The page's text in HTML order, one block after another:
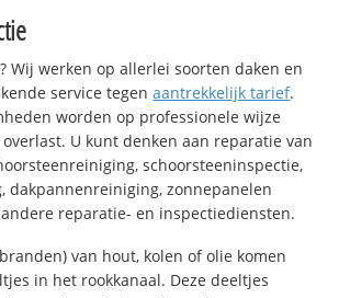
? Wij werken op allerlei soorten daken en
service tegenaantrekkelijk tarief.
worden op professionele wijze
U kunt denken aan reparatie van
schoorsteeninspectie,
dakpannenreiniging, zonnepanelen
reparatie- en inspectiediensten.
van hout, kolen of olie komen
in het rookkanaal. Deze deeltjes